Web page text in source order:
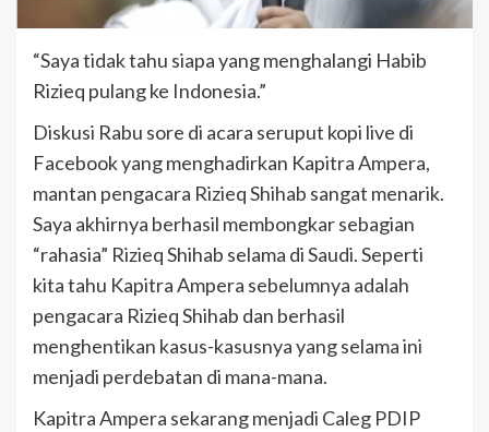
“Saya tidak tahu siapa yang menghalangi Habib
Rizieq pulang ke Indonesia.”
Diskusi Rabu sore di acara seruput kopi live di
Facebook yang menghadirkan Kapitra Ampera,
mantan pengacara Rizieq Shihab sangat menarik.
Saya akhirnya berhasil membongkar sebagian
“rahasia” Rizieq Shihab selama di Saudi. Seperti
kita tahu Kapitra Ampera sebelumnya adalah
pengacara Rizieq Shihab dan berhasil
menghentikan kasus-kasusnya yang selama ini
menjadi perdebatan di mana-mana.
Kapitra Ampera sekarang menjadi Caleg PDIP